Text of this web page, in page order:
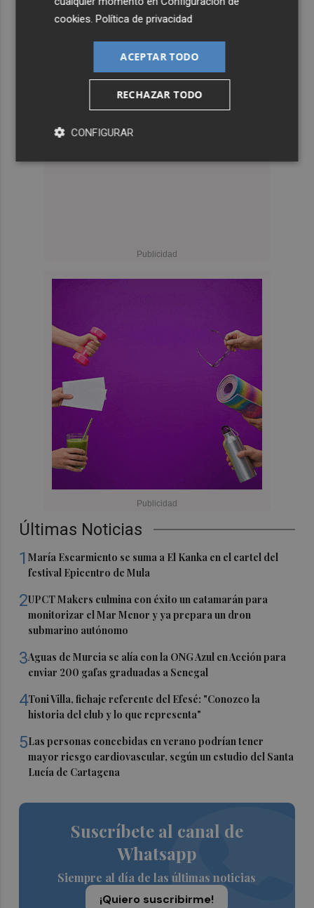
Últimas Noticias
1María Escarmiento se suma a El Kanka en el cartel del
festival Epicentro de Mula
2UPCT Makers culmina con éxito un catamarán para
monitorizar el Mar Menor y ya prepara un dron
submarino autónomo
3Aguas de Murcia se alía con la ONG Azul en Acción para
enviar 200 gafas graduadas a Senegal
4Toni Villa, fichaje referente del Efesé: "Conozco la
historia del club y lo que representa"
5Las personas concebidas en verano podrían tener
mayor riesgo cardiovascular, según un estudio del Santa
Lucía de Cartagena
Suscríbete al canal de
Whatsapp
Siempre al día de las últimas noticias
¡Quiero suscribirme!
cookies .Política de privacidad
ACEPTAR TODO
RECHAZAR TODO
CONFIGURAR